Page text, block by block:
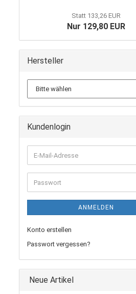
Statt 133,26 EUR
Nur 129,80 EUR
Hersteller
Kundenlogin
E-
Mail-
Adresse
Passwort
ANMELDEN
Konto erstellen
Passwort vergessen?
Neue Artikel